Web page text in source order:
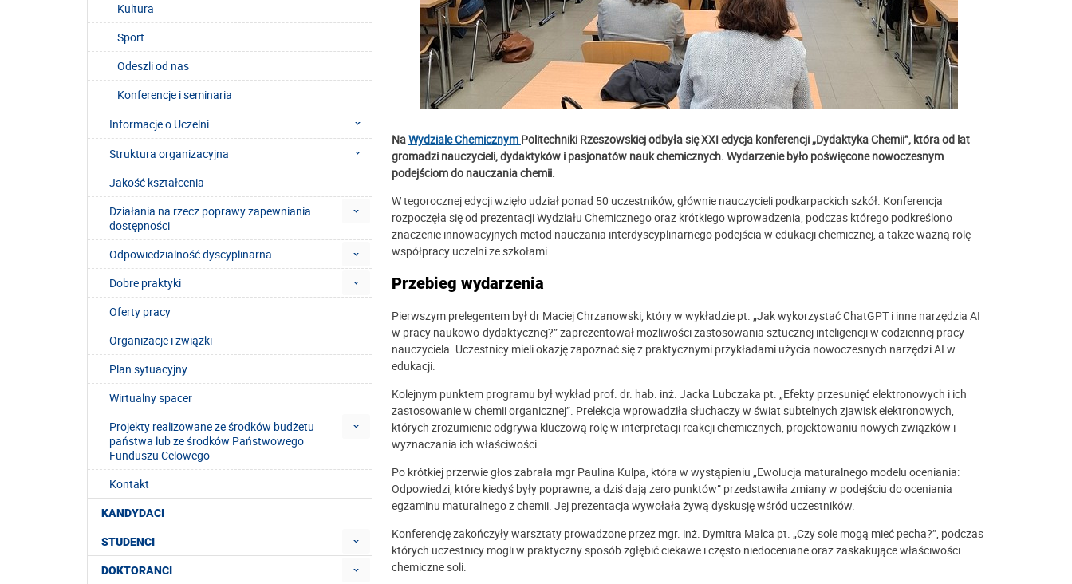
NaWydziale Chemicznym Politechniki Rzeszowskiej odbyła się XXI edycja konferencji „Dydaktyka Chemii”, która od lat
gromadzi nauczycieli, dydaktyków i pasjonatów nauk chemicznych. Wydarzenie było poświęcone nowoczesnym
podejściom do nauczania chemii.
W tegorocznej edycji wzięło udział ponad 50 uczestników, głównie nauczycieli podkarpackich szkół. Konferencja
rozpoczęła się od prezentacji Wydziału Chemicznego oraz krótkiego wprowadzenia, podczas którego podkreślono
znaczenie innowacyjnych metod nauczania interdyscyplinarnego podejścia w edukacji chemicznej, a także ważną rolę
współpracy uczelni ze szkołami.
Przebieg wydarzenia
Pierwszym prelegentem był dr Maciej Chrzanowski, który w wykładzie pt. „Jak wykorzystać ChatGPT i inne narzędzia AI
w pracy naukowo-dydaktycznej?” zaprezentował możliwości zastosowania sztucznej inteligencji w codziennej pracy
nauczyciela. Uczestnicy mieli okazję zapoznać się z praktycznymi przykładami użycia nowoczesnych narzędzi AI w
edukacji.
Kolejnym punktem programu był wykład prof. dr. hab. inż. Jacka Lubczaka pt. „Efekty przesunięć elektronowych i ich
zastosowanie w chemii organicznej”. Prelekcja wprowadziła słuchaczy w świat subtelnych zjawisk elektronowych,
których zrozumienie odgrywa kluczową rolę w interpretacji reakcji chemicznych, projektowaniu nowych związków i
wyznaczania ich właściwości.
Po krótkiej przerwie głos zabrała mgr Paulina Kulpa, która w wystąpieniu „Ewolucja maturalnego modelu oceniania:
Odpowiedzi, które kiedyś były poprawne, a dziś dają zero punktów” przedstawiła zmiany w podejściu do oceniania
egzaminu maturalnego z chemii. Jej prezentacja wywołała żywą dyskusję wśród uczestników.
Konferencję zakończyły warsztaty prowadzone przez mgr. inż. Dymitra Malca pt. „Czy sole mogą mieć pecha?”, podczas
których uczestnicy mogli w praktyczny sposób zgłębić ciekawe i często niedoceniane oraz zaskakujące właściwości
chemiczne soli.
Kultura
Sport
Odeszli od nas
Konferencje i seminaria
Informacje o Uczelni
Struktura organizacyjna
Jakość kształcenia
Działania na rzecz poprawy zapewniania
dostępności
Odpowiedzialność dyscyplinarna
Dobre praktyki
Oferty pracy
Organizacje i związki
Plan sytuacyjny
Wirtualny spacer
Projekty realizowane ze środków budżetu
państwa lub ze środków Państwowego
Funduszu Celowego
Kontakt
KANDYDACI
STUDENCI
DOKTORANCI